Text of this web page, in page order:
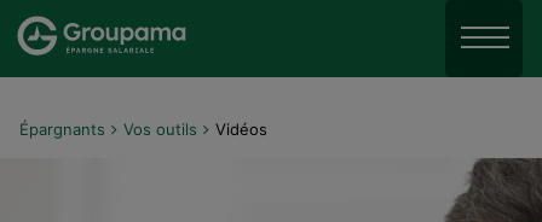
Aller au menu
Aller au contenu
Menu
Épargnants Vos outils Vidéos